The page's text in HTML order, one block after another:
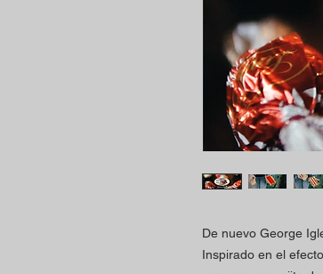
De nuevo George
Inspirado en el efecto